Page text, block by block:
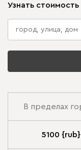
Узнать
В пределах
5100 {rub}